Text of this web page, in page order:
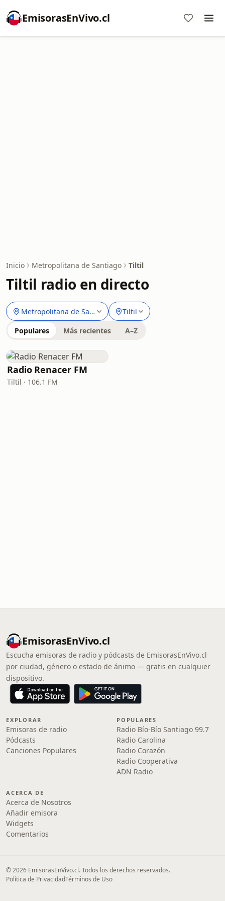
EmisorasEnVivo.cl
Inicio Metropolitana de Santiago Tiltil
Tiltil radio en directo
Metropolitana de Santiago Tiltil
Populares Más recientes A–Z
Radio Renacer FM
Tiltil · 106.1 FM
EmisorasEnVivo.cl
Escucha emisoras de radio y pódcasts de EmisorasEnVivo.cl
por ciudad, género o estado de ánimo — gratis en cualquier
dispositivo.
EXPLORAR
Emisoras de radio
Pódcasts
Canciones Populares
POPULARES
Radio Bío-Bío Santiago 99.7
Radio Carolina
Radio Corazón
Radio Cooperativa
ADN Radio
ACERCA DE
Acerca de Nosotros
Añadir emisora
Widgets
Comentarios
© 2026 EmisorasEnVivo.cl. Todos los derechos reservados.
Política de PrivacidadTérminos de Uso